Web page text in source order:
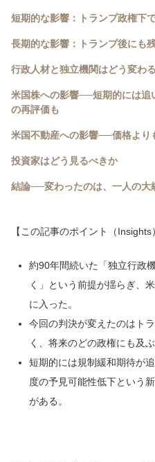
短期的な影響：トランプ政権下
長期的な影響：トランプ後にも
行政人材と独立機関はどう変わ
米国株への影響──短期的には追
の再評価も
米国不動産への影響──価格より
投資家はどう見るべきか
結論──変わったのは、一人の大
【この記事のポイント（Insights
約90年間続いた「独立行政
く」という前提が揺らぎ、
に入った。
今回の判決が変えたのはト
く、将来のどの政権にも及
短期的には規制緩和期待が
度の予見可能性低下という
がある。